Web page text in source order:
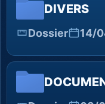
DIVERS
Dossier 14/